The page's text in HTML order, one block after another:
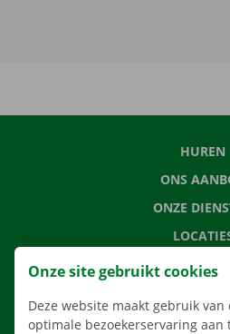
HUREN
ONS
ONZE
APP
Onze site gebruikt cookies
Deze website maakt gebruik van
optimale bezoekerservaring aan